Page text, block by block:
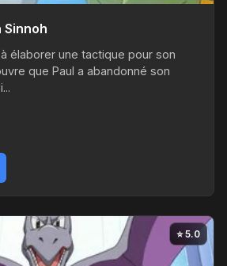
Sinnoh
élaborer une tactique pour son
que Paul a abandonné son
⭐ 5.0